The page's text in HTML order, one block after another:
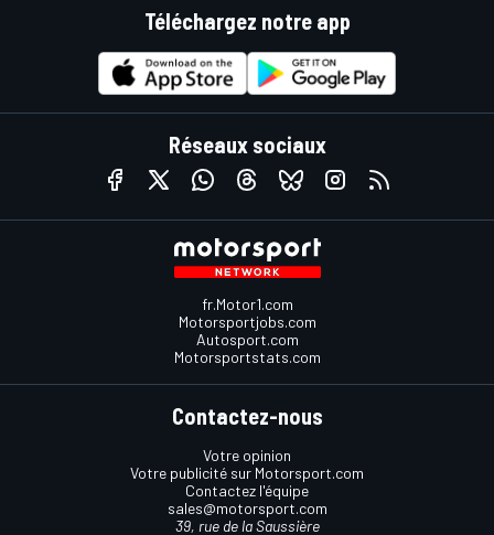
Téléchargez notre app
Réseaux sociaux
fr.Motor1.com
Motorsportjobs.com
Autosport.com
Motorsportstats.com
Contactez-nous
Votre opinion
Votre publicité sur Motorsport.com
Contactez l'équipe
sales@motorsport.com
39, rue de la Saussière